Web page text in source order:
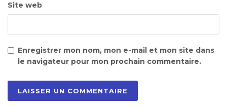
Site web
Enregistrer mon nom, mon e-mail et mon site dans
le navigateur pour mon prochain commentaire.